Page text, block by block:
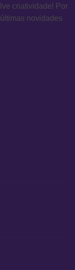
criatividade! Por
novidades